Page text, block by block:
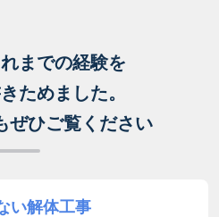
までの経験を
ためました。
ぜひご覧ください
い解体工事